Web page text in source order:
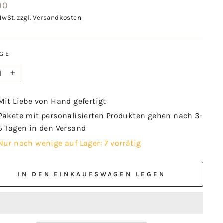
zzgl. Versandkosten
Liebe von Hand gefertigt
mit personalisierten Produkten gehen nach 3-
Tagen in den Versand
noch wenige auf Lager: 7 vorrätig
IN DEN EINKAUFSWAGEN LEGEN